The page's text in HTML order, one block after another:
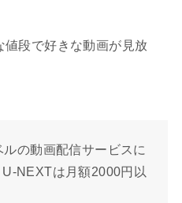
値段で好きな動画が見放
の動画配信サービスに
NEXTは月額2000円以